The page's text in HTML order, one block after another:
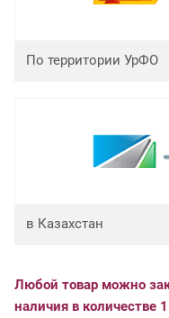
По территории УрФО
в Казахстан
Любой товар можно
наличия в количестве